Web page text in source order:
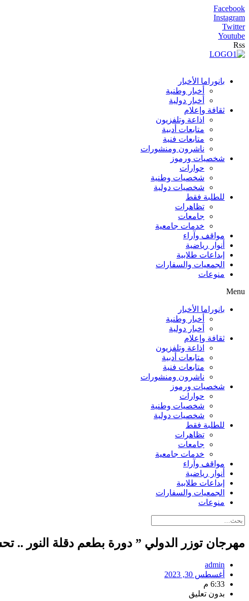
Facebook
Instagram
Twitter
Youtube
Rss
بانوراما الأخبار
أخبار وطنية
أخبار دولية
ثقافة وإعلام
اذاعة وتلفزيون
متابعات أدبية
متابعات فنية
ناشرون ومنشورات
شخصيات ورموز
حوارات
شخصيات وطنية
شخصيات دولية
للطلبة فقط
تظاهرات
جامعات
خدمات جامعية
مواقف وآراء
أنوار رياضية
إبداعات طلابية
الجمعيات والسفارات
منوعات
Menu
بانوراما الأخبار
أخبار وطنية
أخبار دولية
ثقافة وإعلام
اذاعة وتلفزيون
متابعات أدبية
متابعات فنية
ناشرون ومنشورات
شخصيات ورموز
حوارات
شخصيات وطنية
شخصيات دولية
للطلبة فقط
تظاهرات
جامعات
خدمات جامعية
مواقف وآراء
أنوار رياضية
إبداعات طلابية
الجمعيات والسفارات
منوعات
مهرجان توزر الدولي ” دورة بطعم دقلة النور ..
admin
أغسطس 30, 2023
6:33 م
بدون تعليق